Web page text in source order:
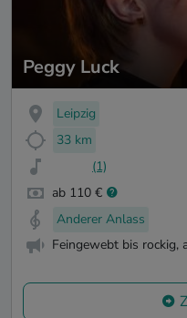
Peggy Luck
Leipzig
33 km
(1)
ab 110 €
Anderer Anlass
Feingewebt bis rockig,